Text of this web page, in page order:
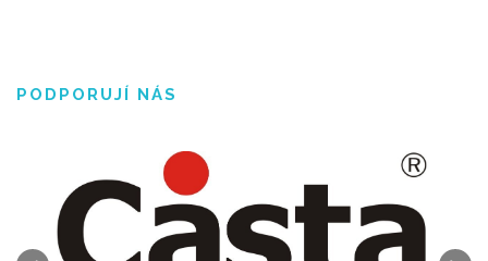
PODPORUJÍ NÁS